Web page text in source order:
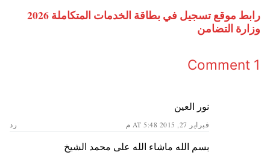
رابط موقع تسجيل في بطاقة الخدمات المتكاملة 2026
وزارة التضامن
1 Comment
نور العين
فبراير 27, 2015 AT 5:48 م رد
بسم الله ماشاء الله على محمد الشيخ